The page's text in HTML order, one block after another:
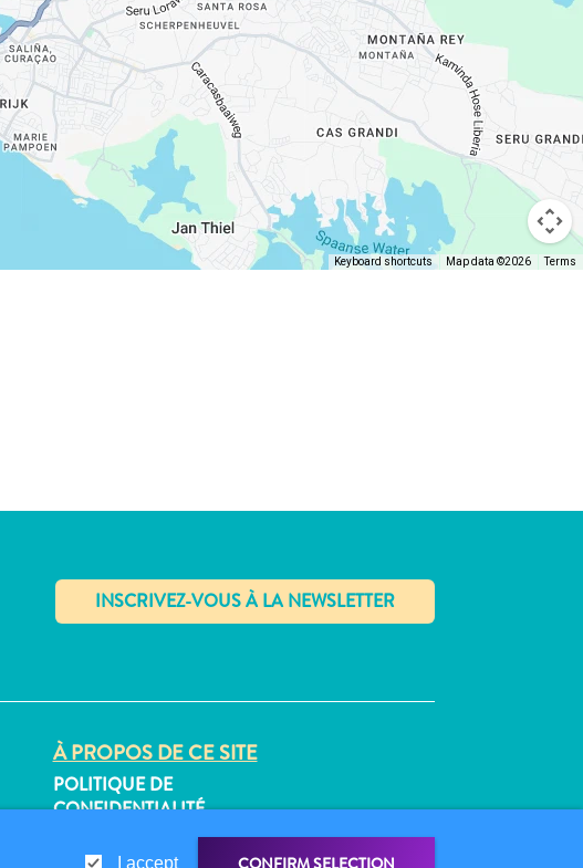
Keyboard shortcuts Map data ©2026 Terms
✕
À PROPOS DE CE SITE
POLITIQUE DE
CONFIDENTIALITÉ
CONDITIONS D’UTILISATION
I accept CONFIRM SELECTION